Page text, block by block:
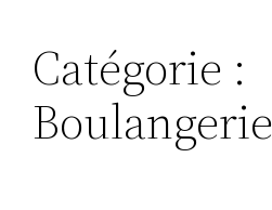
Catégorie :
Boulangerie